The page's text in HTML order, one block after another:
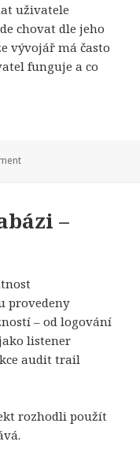
uživatele
chovat dle jeho
vývojář má často
funguje a co
Design for
–
provedeny
– od logování
listener
audit trail
rozhodli použít